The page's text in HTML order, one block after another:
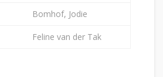
Bomhof, Jodie
Feline van der Tak